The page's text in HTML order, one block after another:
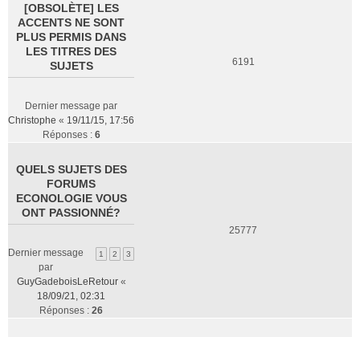
[OBSOLÈTE] LES
ACCENTS NE SONT
PLUS PERMIS DANS
LES TITRES DES
SUJETS
Dernier message par
Christophe « 19/11/15, 17:56
Réponses : 6
6191
QUELS SUJETS DES
FORUMS
ECONOLOGIE VOUS
ONT PASSIONNÉ?
1 2 3
Dernier message
par
GuyGadeboisLeRetour«
18/09/21, 02:31
Réponses : 26
25777